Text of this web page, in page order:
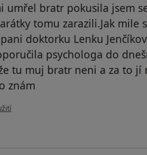
umřel bratr pokusila jsem
tomu zarazili.Jak mile
doktorku Lenku
psychologa do
tu muj bratr neni a za to jí
znám
Pacient